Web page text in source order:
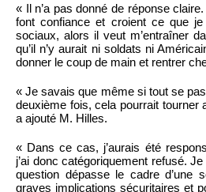
« Il n’a pas donné de réponse
font confiance et croient ce que
sociaux, alors il veut m’entraîner
qu’il n’y aurait ni soldats ni
donner le coup de main et rentrer
« Je savais que même si tout se
deuxième fois, cela pourrait tourner
a ajouté M. Hilles.
« Dans ce cas, j’aurais été
j’ai donc catégoriquement refusé.
question dépasse le cadre d’une
graves implications sécuritaires et